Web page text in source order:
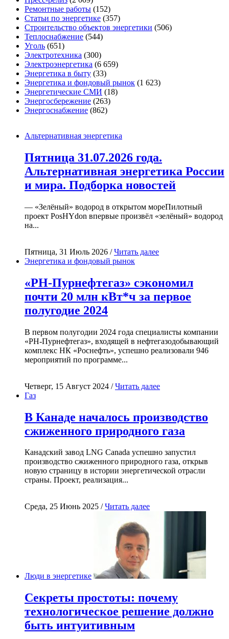
Ремонтные работы (152)
Статьи по энергетике (357)
Строительство объектов энергетики (506)
Теплоснабжение (544)
Уголь (651)
Электротехника (300)
Электроэнергетика (6 659)
Энергетика в быту (33)
Энергетика и фондовый рынок (1 623)
Энергетические СМИ (18)
Энергосбережение (263)
Энергоснабжение (862)
Альтернативная энергетика
Пятница 31.07.2026 года.
Альтернативная энергетика России
и мира. Подборка новостей
— «Зелёный» водород в открытом мореПилотный
проект PosHYdon впервые произвёл «зелёный» водород
на...
Пятница, 31 Июль 2026 /Читать далее
Энергетика и фондовый рынок
«РН-Пурнефтегаз» сэкономил
почти 20 млн кВт*ч за первое
полугодие 2024
В первом полугодии 2024 года специалисты компании
«РН-Пурнефтегаз», входящей в нефтегазодобывающий
комплекс НК «Роснефть», успешно реализовали 946
мероприятий по программе...
Четверг, 15 Август 2024 /Читать далее
Газ
В Канаде началось производство
сжиженного природного газа
Канадский завод LNG Canada успешно запустил
производство сжиженного природного газа, открыв
новую страницу в истории энергетической отрасли
страны. Проект, реализация...
Среда, 25 Июнь 2025 /Читать далее
Люди в энергетике
Секреты простоты: почему
технологическое решение должно
быть интуитивным